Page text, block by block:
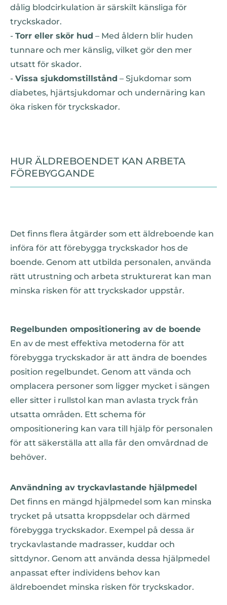
dålig blodcirkulation är särskilt känsliga för
tryckskador.
- Torr eller skör hud – Med åldern blir huden
tunnare och mer känslig, vilket gör den mer
utsatt för skador.
- Vissa sjukdomstillstånd – Sjukdomar som
diabetes, hjärtsjukdomar och undernäring kan
öka risken för tryckskador.
HUR ÄLDREBOENDET KAN ARBETA
FÖREBYGGANDE
Det finns flera åtgärder som ett äldreboende kan
införa för att förebygga tryckskador hos de
boende. Genom att utbilda personalen, använda
rätt utrustning och arbeta strukturerat kan man
minska risken för att tryckskador uppstår.
Regelbunden ompositionering av de boende
En av de mest effektiva metoderna för att
förebygga tryckskador är att ändra de boendes
position regelbundet. Genom att vända och
omplacera personer som ligger mycket i sängen
eller sitter i rullstol kan man avlasta tryck från
utsatta områden. Ett schema för
ompositionering kan vara till hjälp för personalen
för att säkerställa att alla får den omvårdnad de
behöver.
Användning av tryckavlastande hjälpmedel
Det finns en mängd hjälpmedel som kan minska
trycket på utsatta kroppsdelar och därmed
förebygga tryckskador. Exempel på dessa är
tryckavlastande madrasser, kuddar och
sittdynor. Genom att använda dessa hjälpmedel
anpassat efter individens behov kan
äldreboendet minska risken för tryckskador.